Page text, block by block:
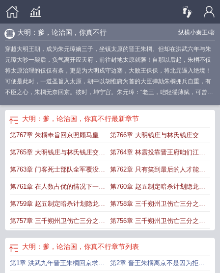
纵横小秦王/著
大明：爹，论治国，你真不行
穿越大明王朝，成为朱元璋嫡三子，坐镇太原的晋王朱棡。但却在洪武六年与朱
元璋大吵一架后，负气离开应天府，前往封地太原就藩！自那以后起，朱棡不仅
将太原治理的仅仅有条，更是为大明戍守边塞，大败王保保，将北元逼入绝境！
可便是此时，一道圣旨入太原，朝中以胡惟庸为首的大臣弹劾朱棡拥兵自重，有
不臣之心，朱棡无奈回京。彼时，坤宁宫。朱元璋：“老三，咱轻徭薄赋，可曾亏
百姓仍是水生火热！”朱元璋：“我大力惩治贪官污吏，可曾对不起大明？”朱棡：
“呵呵，不改革弊端，若是一昧杀杀杀，你哪怕是将天下官员全部杀干净，又能如
何？”朱元璋：“我为你们封王赐藩，就是为了让你们永享荣华富贵，可曾对不起你
“逆子！”朱元璋怒喝道。“呵呵，爹，论治国，你真不行。”朱棡淡然道。是夜，朱
元璋留晋王朱棡在京辅国，重议洪武诸策。大明爹我真论治国你真不如我
大明：爹，论治国，你真不行最新章节
第767章 朱棡奉旨回京照顾马皇后
大结局
第766章 大明钱庄与林氏钱庄交叉
持股双方互利共赢下
第765章 大明钱庄与林氏钱庄交叉
持股双方互利共赢上
第764章 林震投靠晋王府咱们江南
林家也有燕王做靠山
第763章 门客死士部队全军覆没江
南林家慌了
第762章 只有笑到最后的人才能成
为真正的获胜者
第761章 在人数占优的情况下一换
一就等于战败
第760章 赵五制定暗杀计划隐龙卫
谋算林震下
第759章 赵五制定暗杀计划隐龙卫
谋算林震上
第758章 三千朔州卫伤亡三分之一
这个责任谁来负下
第757章 三千朔州卫伤亡三分之一
这个责任谁来负中
第756章 三千朔州卫伤亡三分之一
这个责任谁来负上
大明：爹，论治国，你真不行章节列表
第1章 洪武九年晋王朱棡回京求追 第2章 晋王朱棡离京不是因为拒亲